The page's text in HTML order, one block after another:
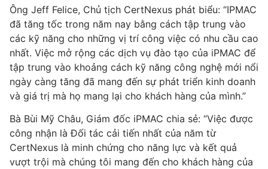
Ông Jeff Felice, Chủ tịch CertNexus phát biểu: “IPMAC
đã tăng tốc trong năm nay bằng cách tập trung vào
các kỹ năng cho những vị trí công việc có nhu cầu cao
nhất. Việc mở rộng các dịch vụ đào tạo của iPMAC để
tập trung vào khoảng cách kỹ năng công nghệ mới nổi
ngày càng tăng đã mang đến sự phát triển kinh doanh
và giá trị mà họ mang lại cho khách hàng của mình.”
Bà Bùi Mỹ Châu, Giám đốc iPMAC chia sẻ: “Việc được
công nhận là Đối tác cải tiến nhất của năm từ
CertNexus là minh chứng cho năng lực và kết quả
vượt trội mà chúng tôi mang đến cho khách hàng của